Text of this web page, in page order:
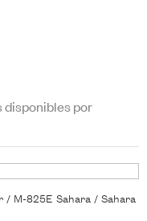
disponibles por
/ M-825E Sahara / Sahara